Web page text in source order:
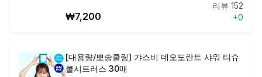
₩7,200
리뷰 152
+0
[대용량/뽀송쿨링] 갸스비 데오도란트 샤워 티슈
쿨시트러스 30매